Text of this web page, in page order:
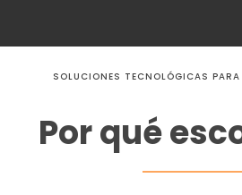
SOLUCIONES TECNOLÓGICAS
Por qué